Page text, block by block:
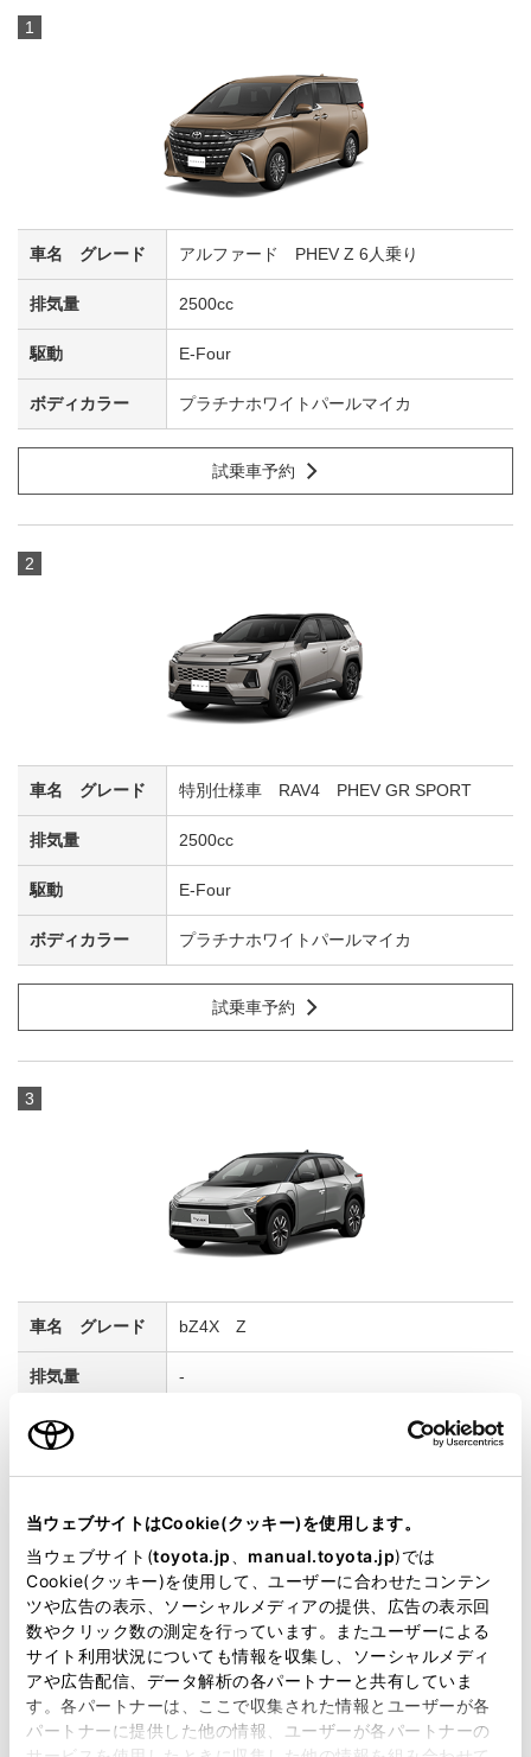
当ウェブサイトはCookie(クッキー)を使用します。
当ウェブサイト(toyota.jp manual.toyota.jp)では
Cookie(クッキー)を使用して、ユーザーに合わせたコンテン
ツや広告の表示、ソーシャルメディアの提供、広告の表示回
数やクリック数の測定を行っています。またユーザーによる
サイト利用状況についても情報を収集し、ソーシャルメディ
アや広告配信、データ解析の各パートナーと共有していま
す。各パートナーは、ここで収集された情報とユーザーが各
パートナーに提供した他の情報、ユーザーが各パートナーの
1
アルファード PHEV Z 6人乗り
2500cc
E-Four
プラチナホワイトパールマイカ
試乗車予約
2
特別仕様車 RAV4 PHEV GR SPORT
2500cc
E-Four
プラチナホワイトパールマイカ
試乗車予約
3
bZ4X Z
-
アティチュードブラックマイカ
4